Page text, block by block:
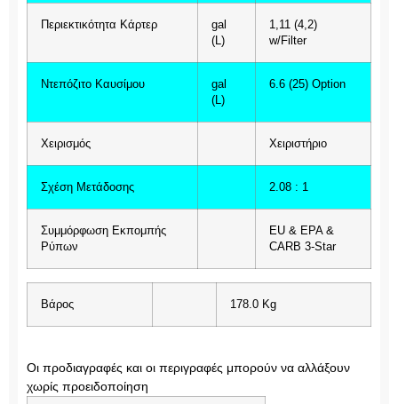
Περιεκτικότητα Κάρτερ
gal
(L)
1,11 (4,2)
w/Filter
Ντεπόζιτο Καυσίμου
gal
(L)
6.6 (25) Option
Χειρισμός Χειριστήριο
Σχέση Μετάδοσης 2.08 : 1
Συμμόρφωση Εκπομπής
Ρύπων
EU & EPA &
CARB 3-Star
Βάρος 178.0 Kg
Οι προδιαγραφές και οι περιγραφές μπορούν να αλλάξουν
χωρίς προειδοποίηση